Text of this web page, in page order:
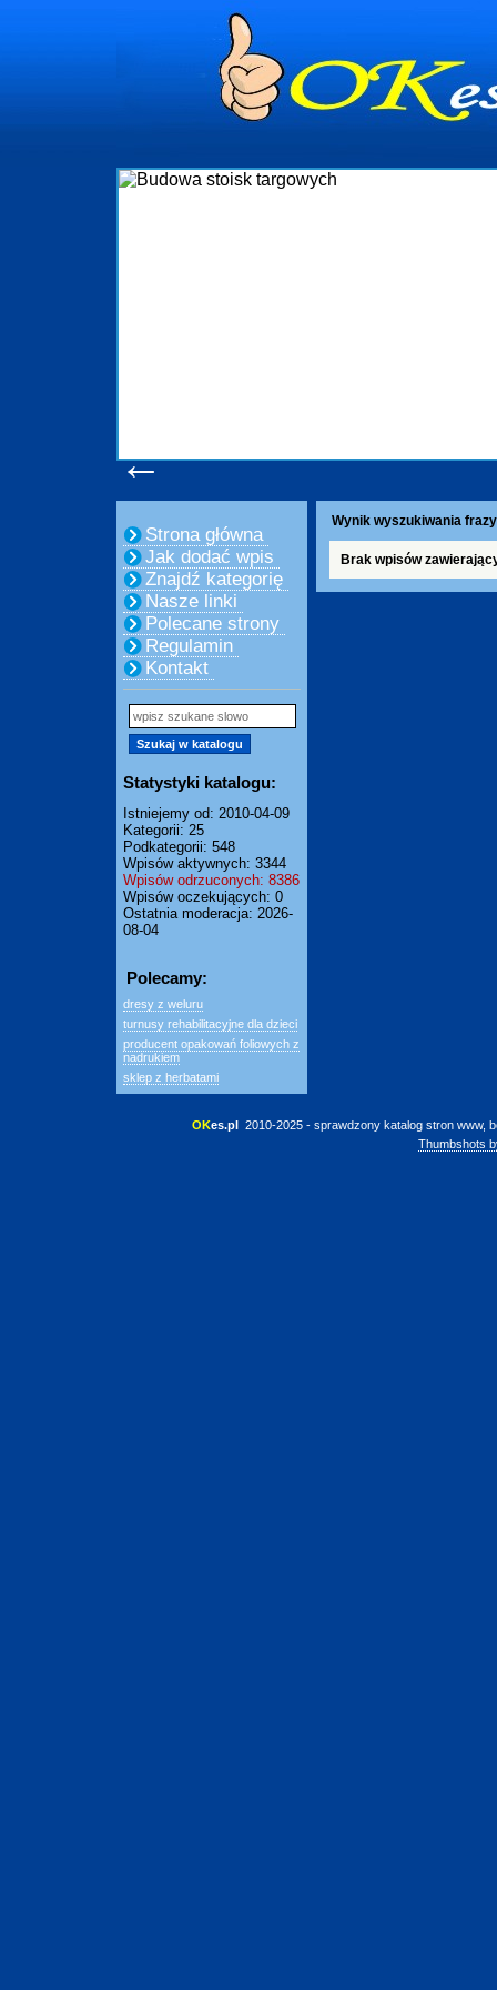
←
Strona główna
Jak dodać wpis
Znajdź kategorię
Nasze linki
Polecane strony
Regulamin
Kontakt
Statystyki katalogu:
Istniejemy od: 2010-04-09
Kategorii: 25
Podkategorii: 548
Wpisów aktywnych: 3344
Wpisów odrzuconych: 8386
Wpisów oczekujących: 0
Ostatnia moderacja: 2026-
08-04
Polecamy:
dresy z weluru
turnusy rehabilitacyjne dla dzieci
producent opakowań foliowych z
nadrukiem
sklep z herbatami
Wynik wyszukiwania
Brak wpisów
OKes.pl 2010-2025 - sprawdzony katalog stron www,
Thumbshots